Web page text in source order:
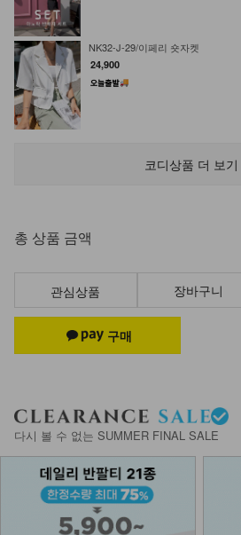
NK32-J-29/이페리 숏자켓
24,900
11%
DM32-P-51/아키타 핀턱 쿨링 와이드
팬츠
NK21-P-24/셀리텐셀 와이드팬츠
17,900
NK21-P-8/닉스 치마바지
25,900 12,900 50%
DM31-P-74/피그마 스트링 카고 와이
드 팬츠
코디상품 더 보기
총 상품 금액
관심상품 장바구니
다시 볼 수 없는 SUMMER FINAL SALE